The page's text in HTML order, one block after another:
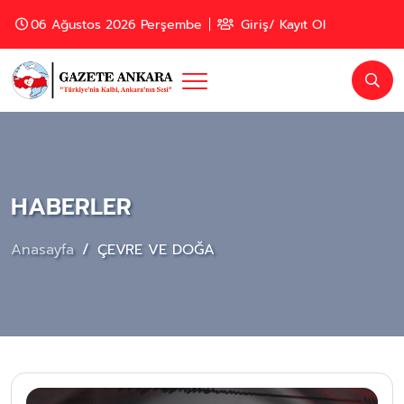
06 Ağustos 2026 Perşembe Giriş/ Kayıt Ol
HABERLER
Anasayfa ÇEVRE VE DOĞA